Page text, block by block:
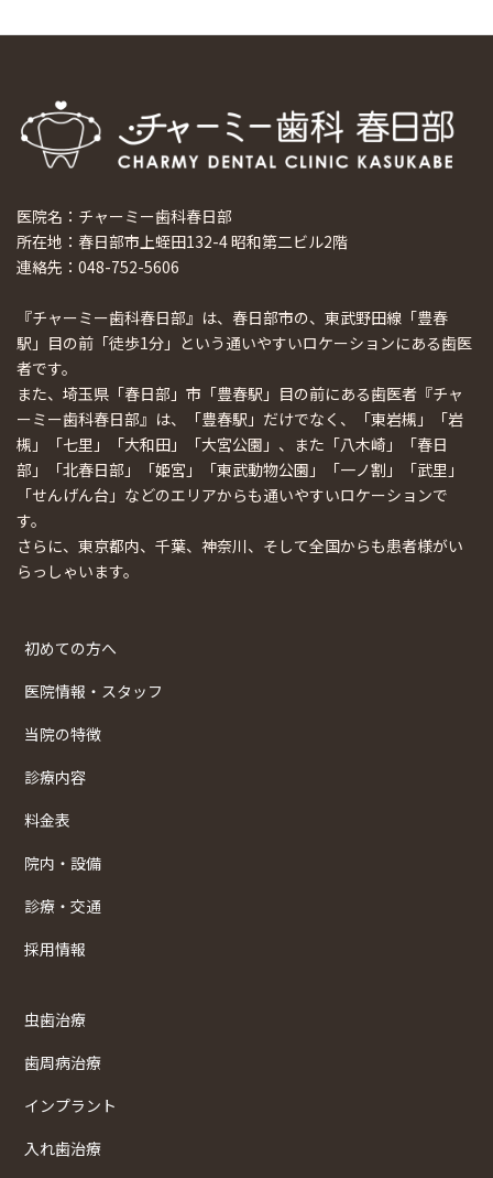
医院名：チャーミー歯科春日部
所在地：春日部市上蛭田132-4 昭和第二ビル2階
連絡先：048-752-5606
『チャーミー歯科春日部』は、春日部市の、東武野田線「豊春
駅」目の前「徒歩1分」という通いやすいロケーションにある歯医
者です。
また、埼玉県「春日部」市「豊春駅」目の前にある歯医者『チャ
ーミー歯科春日部』は、「豊春駅」だけでなく、「東岩槻」「岩
槻」「七里」「大和田」「大宮公園」、また「八木崎」「春日
部」「北春日部」「姫宮」「東武動物公園」「一ノ割」「武里」
「せんげん台」などのエリアからも通いやすいロケーションで
す。
さらに、東京都内、千葉、神奈川、そして全国からも患者様がい
らっしゃいます。
初めての方へ
医院情報・スタッフ
当院の特徴
診療内容
料金表
院内・設備
診療・交通
採用情報
虫歯治療
歯周病治療
インプラント
入れ歯治療